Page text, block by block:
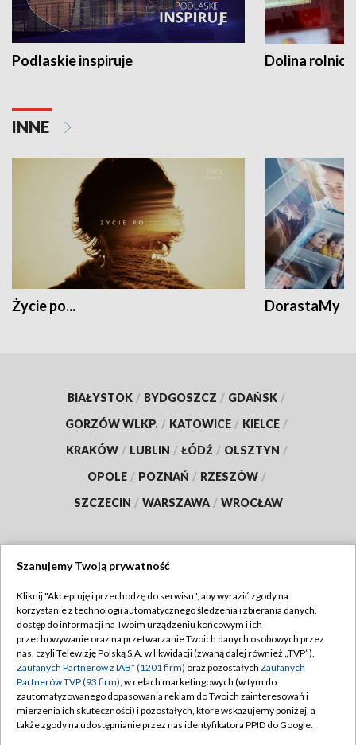
Podlaskie inspiruje Dolina
INNE
Życie po... DorastaMy
BIAŁYSTOK / BYDGOSZCZ / GDAŃSK /
GORZÓW WLKP. / KATOWICE / KIELCE /
KRAKÓW / LUBLIN / ŁÓDŹ / OLSZTYN /
OPOLE / POZNAŃ / RZESZÓW /
SZCZECIN / WARSZAWA / WROCŁAW
TVP
Abonament TVP
Emisja w TVP
Centrum informacji TVP
Naziemna Telewizja Cyfrowa
Regulamin TVP
Polityka prywatności
Moje zgody
Pomoc
Szanujemy Twoją prywatność
Kliknij "Akceptuję i przechodzę do serwisu", aby wyrazić zgody na
korzystanie z technologii automatycznego śledzenia i zbierania danych,
dostęp do informacji na Twoim urządzeniu końcowym i ich
przechowywanie oraz na przetwarzanie Twoich danych osobowych przez
nas, czyli Telewizję Polską S.A. w likwidacji (zwaną dalej również „TVP”),
Zaufanych Partnerów z IAB* (1201 firm) oraz pozostałych Zaufanych
Partnerów TVP (93 firm), w celach marketingowych (w tym do
zautomatyzowanego dopasowania reklam do Twoich zainteresowań i
mierzenia ich skuteczności) i pozostałych, które wskazujemy poniżej, a
także zgody na udostępnianie przez nas identyfikatora PPID do Google.